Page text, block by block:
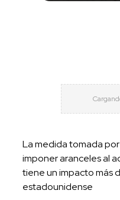
La medida tomada
imponer aranceles al
tiene un impacto más
estadounidense